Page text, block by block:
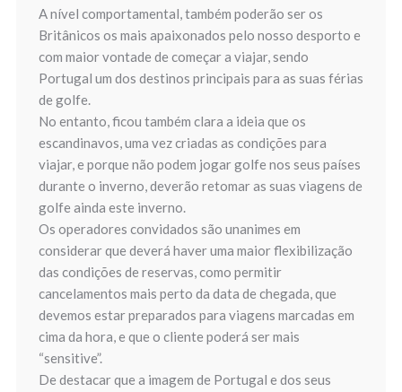
A nível comportamental, também poderão ser os
Britânicos os mais apaixonados pelo nosso desporto e
com maior vontade de começar a viajar, sendo
Portugal um dos destinos principais para as suas férias
de golfe.
No entanto, ficou também clara a ideia que os
escandinavos, uma vez criadas as condições para
viajar, e porque não podem jogar golfe nos seus países
durante o inverno, deverão retomar as suas viagens de
golfe ainda este inverno.
Os operadores convidados são unanimes em
considerar que deverá haver uma maior flexibilização
das condições de reservas, como permitir
cancelamentos mais perto da data de chegada, que
devemos estar preparados para viagens marcadas em
cima da hora, e que o cliente poderá ser mais
“sensitive”.
De destacar que a imagem de Portugal e dos seus